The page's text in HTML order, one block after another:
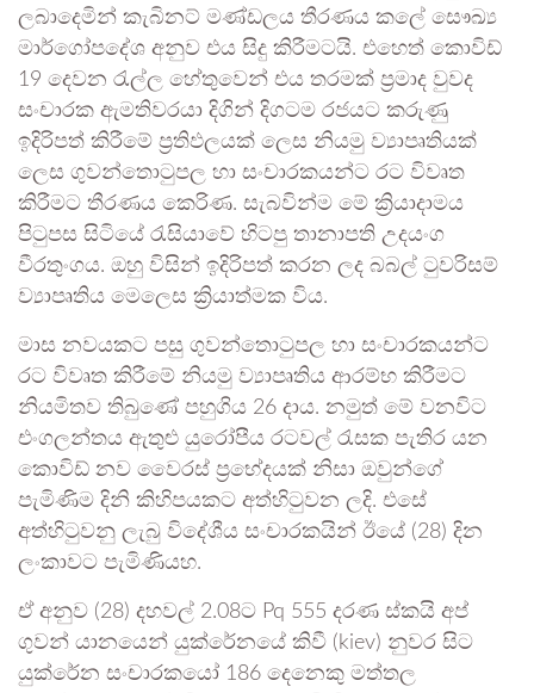
ලබාදෙමින් කැබිනට් මණ්ඩලය තීරණය කලේ සෞඛ්‍ය
මාර්ගෝපදේශ අනුව එය සිදු කිරීමටයි. එහෙත් කොවිඩ්
19 දෙවන රැල්ල හේතුවෙන් එය තරමක් ප්‍රමාද වුවද
සංචාරක ඇමතිවරයා දිගින් දිගටම රජයට කරුණු
ඉදිරිපත් කිරීමේ ප්‍රතිඵලයක් ලෙස නියමු ව්‍යාපෘතියක්
ලෙස ගුවන්තොටුපල හා සංචාරකයන්ට රට විවෘත
කිරීමට තීරණය කෙරිණ. සැබවින්ම මේ ක්‍රියාදාමය
පිටුපස සිටියේ රැසියාවේ හිටපු තානාපති උදයංග
වීරතුංගය. ඔහු විසින් ඉදිරිපත් කරන ලද බබල් ටුවරිසම්
ව්‍යාපෘතිය මෙලෙස ක්‍රියාත්මක විය.
මාස නවයකට පසු ගුවන්තොටුපල හා සංචාරකයන්ට
රට විවෘත කිරීමේ නියමු ව්‍යාපෘතිය ආරම්භ කිරීමට
නියමිතව තිබුණේ පහුගිය 26 දාය. නමුත් මේ වනවිට
එංගලන්තය ඇතුළු යුරෝපීය රටවල් රැසක පැතිර යන
කොවිඩ් නව වෛරස් ප්‍රභේදයක් නිසා ඔවුන්ගේ
පැමිණිම දිනි කිහිපයකට අත්හිටුවන ලදි. එසේ
අත්හිටුවනු ලැබු විදේශීය සංචාරකයින් ඊයේ (28) දින
ලංකාවට පැමිණියහ.
ඒ අනුව (28) දහවල් 2.08ට Pq 555 දරණ ස්කයි අප්
ගුවන් යානයෙන් යුක්රේනයේ කිවී (kiev) නුවර සිට
යුක්රේන සංචාරකයෝ 186 දෙනෙකු මත්තල